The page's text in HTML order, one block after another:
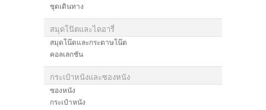
ชุดเดินทาง
สมุดโน๊ตและไดอารี่
สมุดโน๊ตและกระดาษโน๊ต
คอลเลกชัน
กระเป๋าหนังและซองหนัง
ซองหนัง
กระเป๋าหนัง